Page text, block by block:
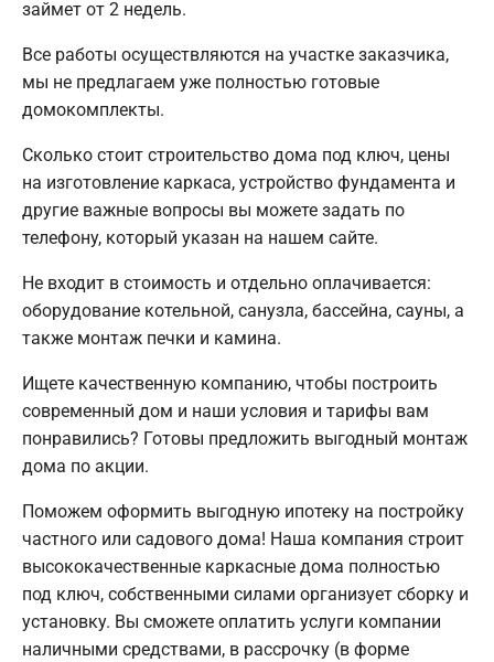
займет от 2 недель.
Все работы осуществляются на участке заказчика,
мы не предлагаем уже полностью готовые
домокомплекты.
Сколько стоит строительство дома под ключ, цены
на изготовление каркаса, устройство фундамента и
другие важные вопросы вы можете задать по
телефону, который указан на нашем сайте.
Не входит в стоимость и отдельно оплачивается:
оборудование котельной, санузла, бассейна, сауны, а
также монтаж печки и камина.
Ищете качественную компанию, чтобы построить
современный дом и наши условия и тарифы вам
понравились? Готовы предложить выгодный монтаж
дома по акции.
Поможем оформить выгодную ипотеку на постройку
частного или садового дома! Наша компания строит
высококачественные каркасные дома полностью
под ключ, собственными силами организует сборку и
установку. Вы сможете оплатить услуги компании
наличными средствами, в рассрочку (в форме